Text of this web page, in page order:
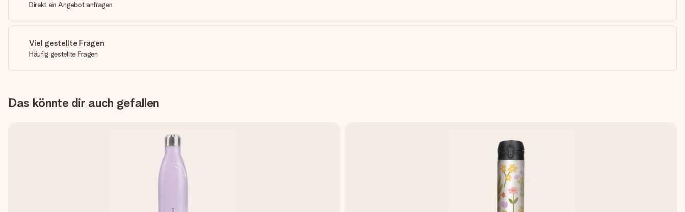
Direkt ein Angebot anfragen
Viel gestellte Fragen
Häufig gestellte Fragen
Das könnte dir auch gefallen